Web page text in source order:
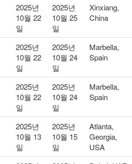
2025년
10월 22
일
2025년
10월 25
일
Xinxiang,
China
2025년
10월 22
일
2025년
10월 24
일
Marbella,
Spain
2025년
10월 22
일
2025년
10월 24
일
Marbella,
Spain
2025년
10월 13
일
2025년
10월 15
일
Atlanta,
Georgia,
USA